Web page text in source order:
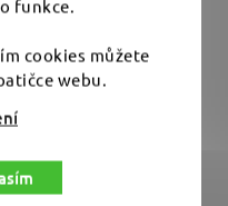
funkce.
cookies můžete
webu.